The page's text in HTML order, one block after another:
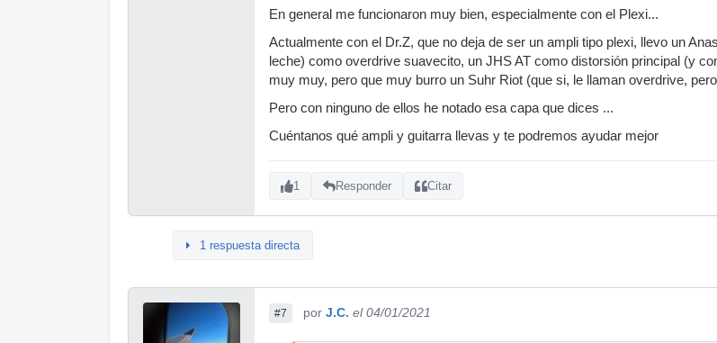
En general me funcionaron muy bien, especialmente con el Plexi...
Actualmente con el Dr.Z, que no deja de ser un ampli tipo plexi, llevo un
leche) como overdrive suavecito, un JHS AT como distorsión principal (y
muy muy, pero que muy burro un Suhr Riot (que si, le llaman overdrive,
Pero con ninguno de ellos he notado esa capa que dices ...
Cuéntanos qué ampli y guitarra llevas y te podremos ayudar mejor
1 Responder Citar
1 respuesta directa
#7 por J.C. el 04/01/2021